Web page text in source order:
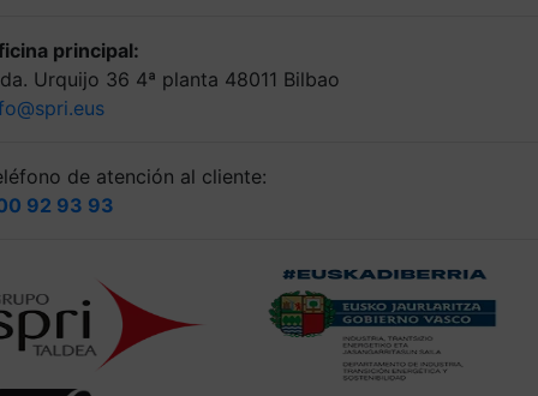
principal:
Urquijo 36 4ª planta 48011 Bilbao
de atención al cliente:
92 93 93